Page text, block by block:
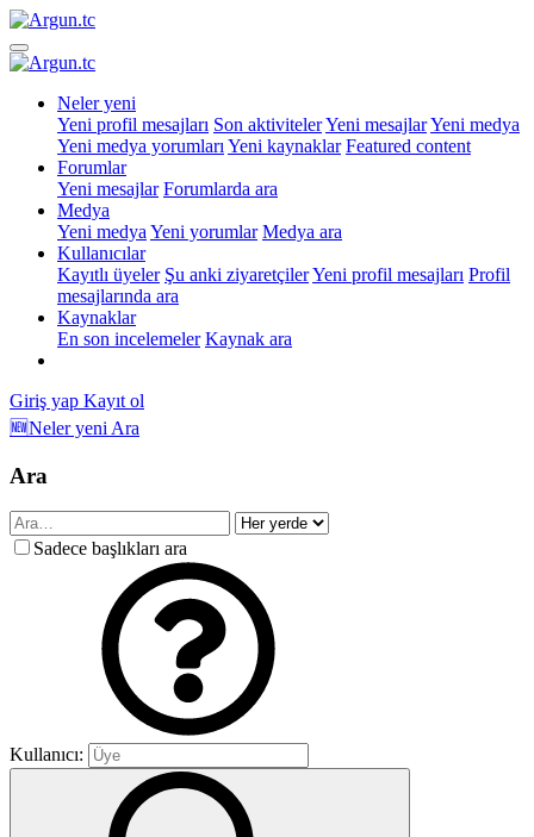
Neler yeni
Yeni profil mesajları Son aktivitelerYeni mesajlarYeni medya
Yeni medya yorumları Yeni kaynaklar Featured content
Forumlar
Yeni mesajlar Forumlarda ara
Medya
Yeni medya Yeni yorumlar Medya ara
Kullanıcılar
Kayıtlı üyeler Şu anki ziyaretçilerYeni profil mesajları Profil
mesajlarında ara
Kaynaklar
En son incelemeler Kaynak ara
Giriş yap Kayıt ol
🆕Neler yeni Ara
Ara
Sadece başlıkları ara
Kullanıcı: